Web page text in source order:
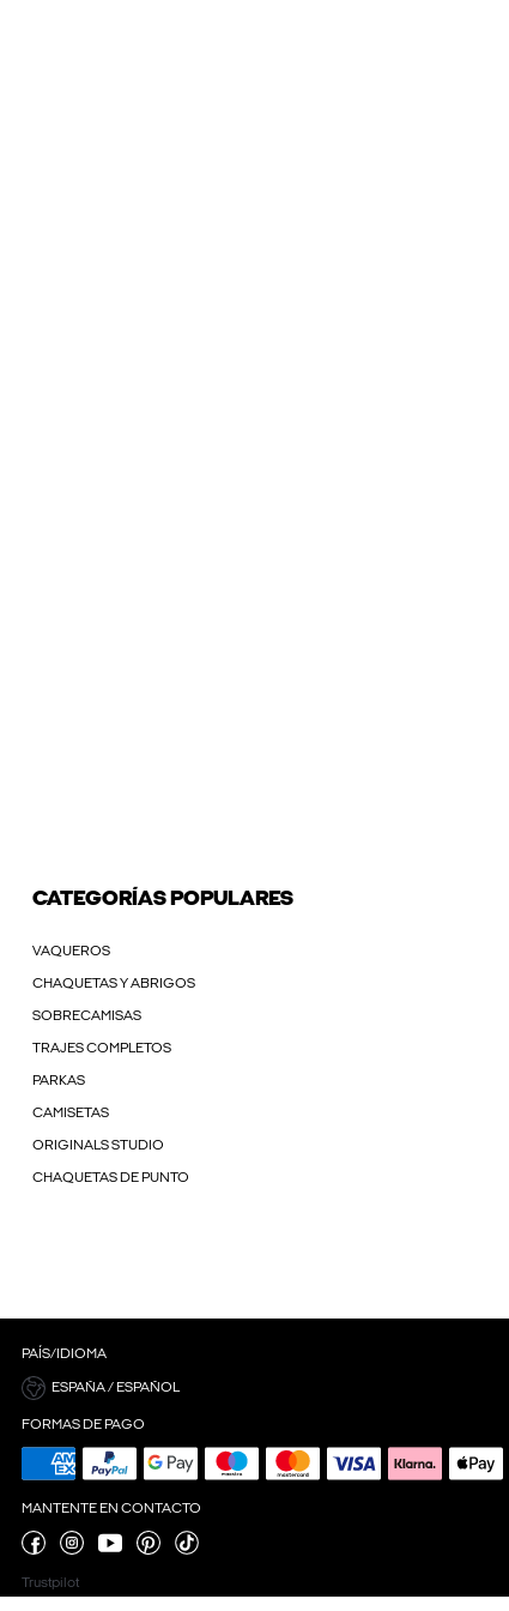
CATEGORÍAS POPULARES
VAQUEROS
CHAQUETAS Y ABRIGOS
SOBRECAMISAS
TRAJES COMPLETOS
PARKAS
CAMISETAS
ORIGINALS STUDIO
CHAQUETAS DE PUNTO
PAÍS/IDIOMA
ESPAÑA / ESPAÑOL
FORMAS DE PAGO
MANTENTE EN CONTACTO
Trustpilot